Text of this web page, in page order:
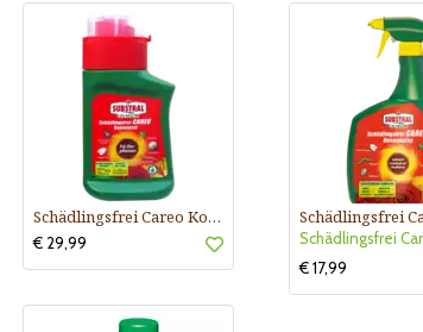
Schädlingsfrei Careo Konzentrat
€ 29,99
€ 17,99